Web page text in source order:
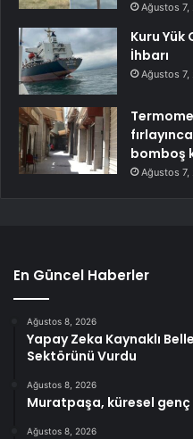
Ağustos 7,
Kuru Yük
İhbarı
Ağustos 7,
bomboş
Ağustos 7,
En Güncel Haberler
Ağustos 8, 2026
Yapay Zeka Kaynaklı
Sektörünü Vurdu
Ağustos 8, 2026
Muratpaşa, küresel genç
Ağustos 8, 2026